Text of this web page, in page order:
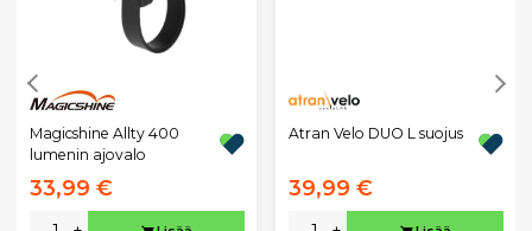
Magicshine Allty 400
lumenin ajovalo
33,99 €
Atran Velo DUO L suojus
39,99 €